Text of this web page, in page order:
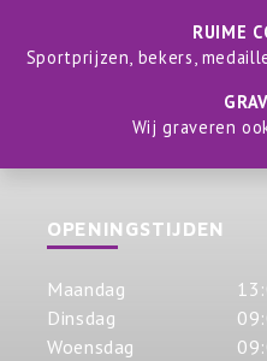
RUIME
Sportprijzen, bekers,
Wij graveren
OPENINGSTIJDEN
Maandag
Dinsdag
Woensdag